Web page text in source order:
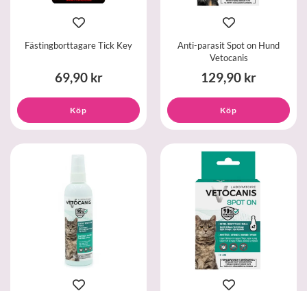
Fästingborttagare Tick Key
69,90 kr
Köp
Anti-parasit Spot on Hund
Vetocanis
129,90 kr
Köp